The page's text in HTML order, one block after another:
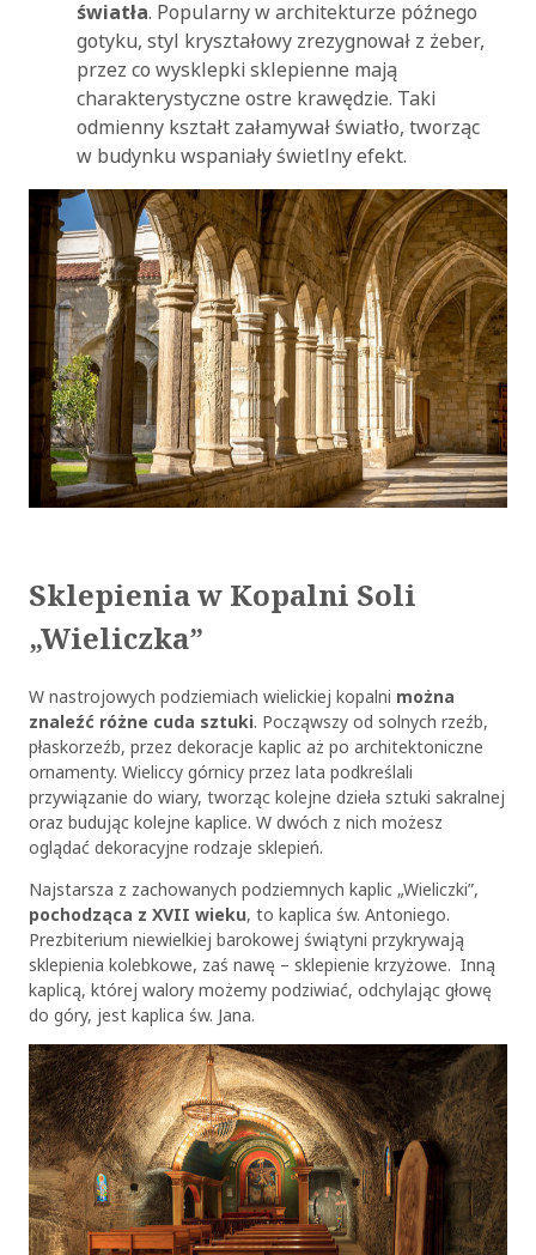
światła. Popularny w architekturze późnego
gotyku, styl kryształowy zrezygnował z żeber,
przez co wysklepki sklepienne mają
charakterystyczne ostre krawędzie. Taki
odmienny kształt załamywał światło, tworząc
w budynku wspaniały świetlny efekt.
Sklepienia w Kopalni Soli
„Wieliczka”
W nastrojowych podziemiach wielickiej kopalni można
znaleźć różne cuda sztuki. Począwszy od solnych rzeźb,
płaskorzeźb, przez dekoracje kaplic aż po architektoniczne
ornamenty. Wieliccy górnicy przez lata podkreślali
przywiązanie do wiary, tworząc kolejne dzieła sztuki sakralnej
oraz budując kolejne kaplice. W dwóch z nich możesz
oglądać dekoracyjne rodzaje sklepień.
Najstarsza z zachowanych podziemnych kaplic „Wieliczki”,
pochodząca z XVII wieku, to kaplica św. Antoniego.
Prezbiterium niewielkiej barokowej świątyni przykrywają
sklepienia kolebkowe, zaś nawę – sklepienie krzyżowe. Inną
kaplicą, której walory możemy podziwiać, odchylając głowę
do góry, jest kaplica św. Jana.